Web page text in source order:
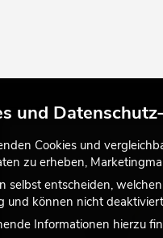
und
Cookies und
zu erheben,
selbst entscheiden,
und können nicht
Informationen hierzu